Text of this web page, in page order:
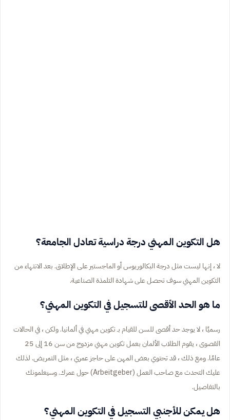
هل التكوين المهني درجة دراسية تعادل الجامعة؟
لا ، إنها ليست مثل درجة البكالوريوس أو الماجستير على الإطلاق. بعد الانتهاء من
التكوين المهني سوف تحصل على شهادة التلمذة الصناعية.
ما هو الحد الأقصى للتسجيل في التكوين المهني؟
رسميًا ، لا يوجد حد أقصى للسن للقيام بـ تكوين مهني في ألمانيا. ولكن ، في الحالات
القصوى ، يقوم الطلاب الألمان بعمل تكوين مهني مزدوج من سن 16 إلى 25
عامًا. ومع ذلك ، قد تحتوي بعض المهن على حاجز عمري ، مثل التمريض. لذلك
عليك التحدث مع صاحب العمل (Arbeitgeber) حول عمرك. وسيعلمونك
بالتفاصيل.
هل يمكن للأجنبي التسجيل في التكوين المهني؟